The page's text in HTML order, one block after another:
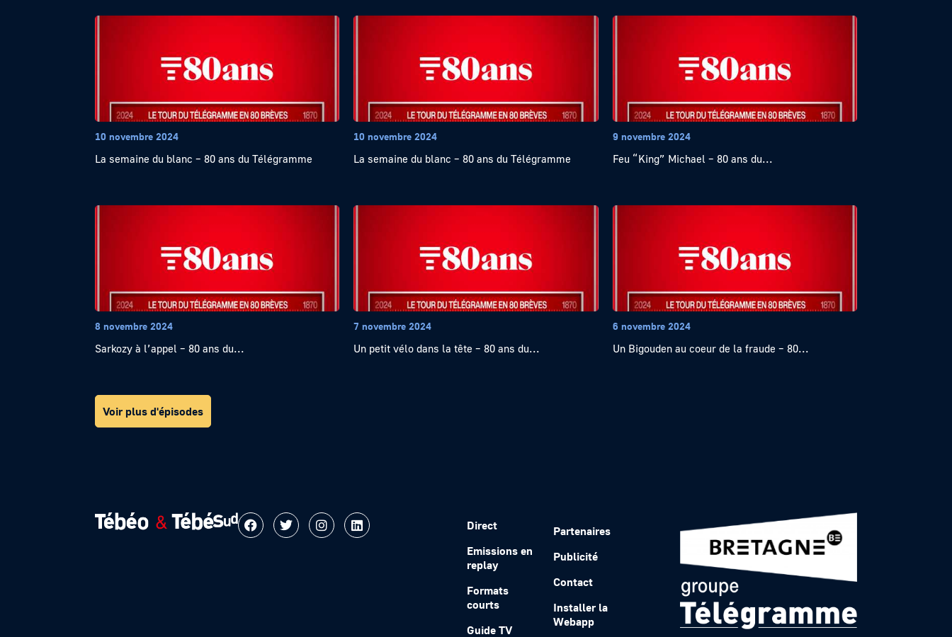
10 novembre 2024
La semaine du blanc – 80 ans du Télégramme
10 novembre 2024
La semaine du blanc – 80 ans du Télégramme
9 novembre 2024
Feu “King” Michael – 80 ans du...
8 novembre 2024
Sarkozy à l’appel – 80 ans du...
7 novembre 2024
Un petit vélo dans la tête – 80 ans du...
6 novembre 2024
Un Bigouden au coeur de la fraude – 80...
Voir plus d'épisodes
Direct
Emissions en
replay
Formats
courts
Guide TV
Partenaires
Publicité
Contact
Installer la
Webapp